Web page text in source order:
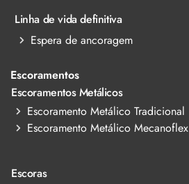
Linha de vida definitiva
Espera de ancoragem
Escoramentos
Escoramentos Metálicos
Escoramento Metálico Tradicional
Escoramento Metálico Mecanoflex
Escoras